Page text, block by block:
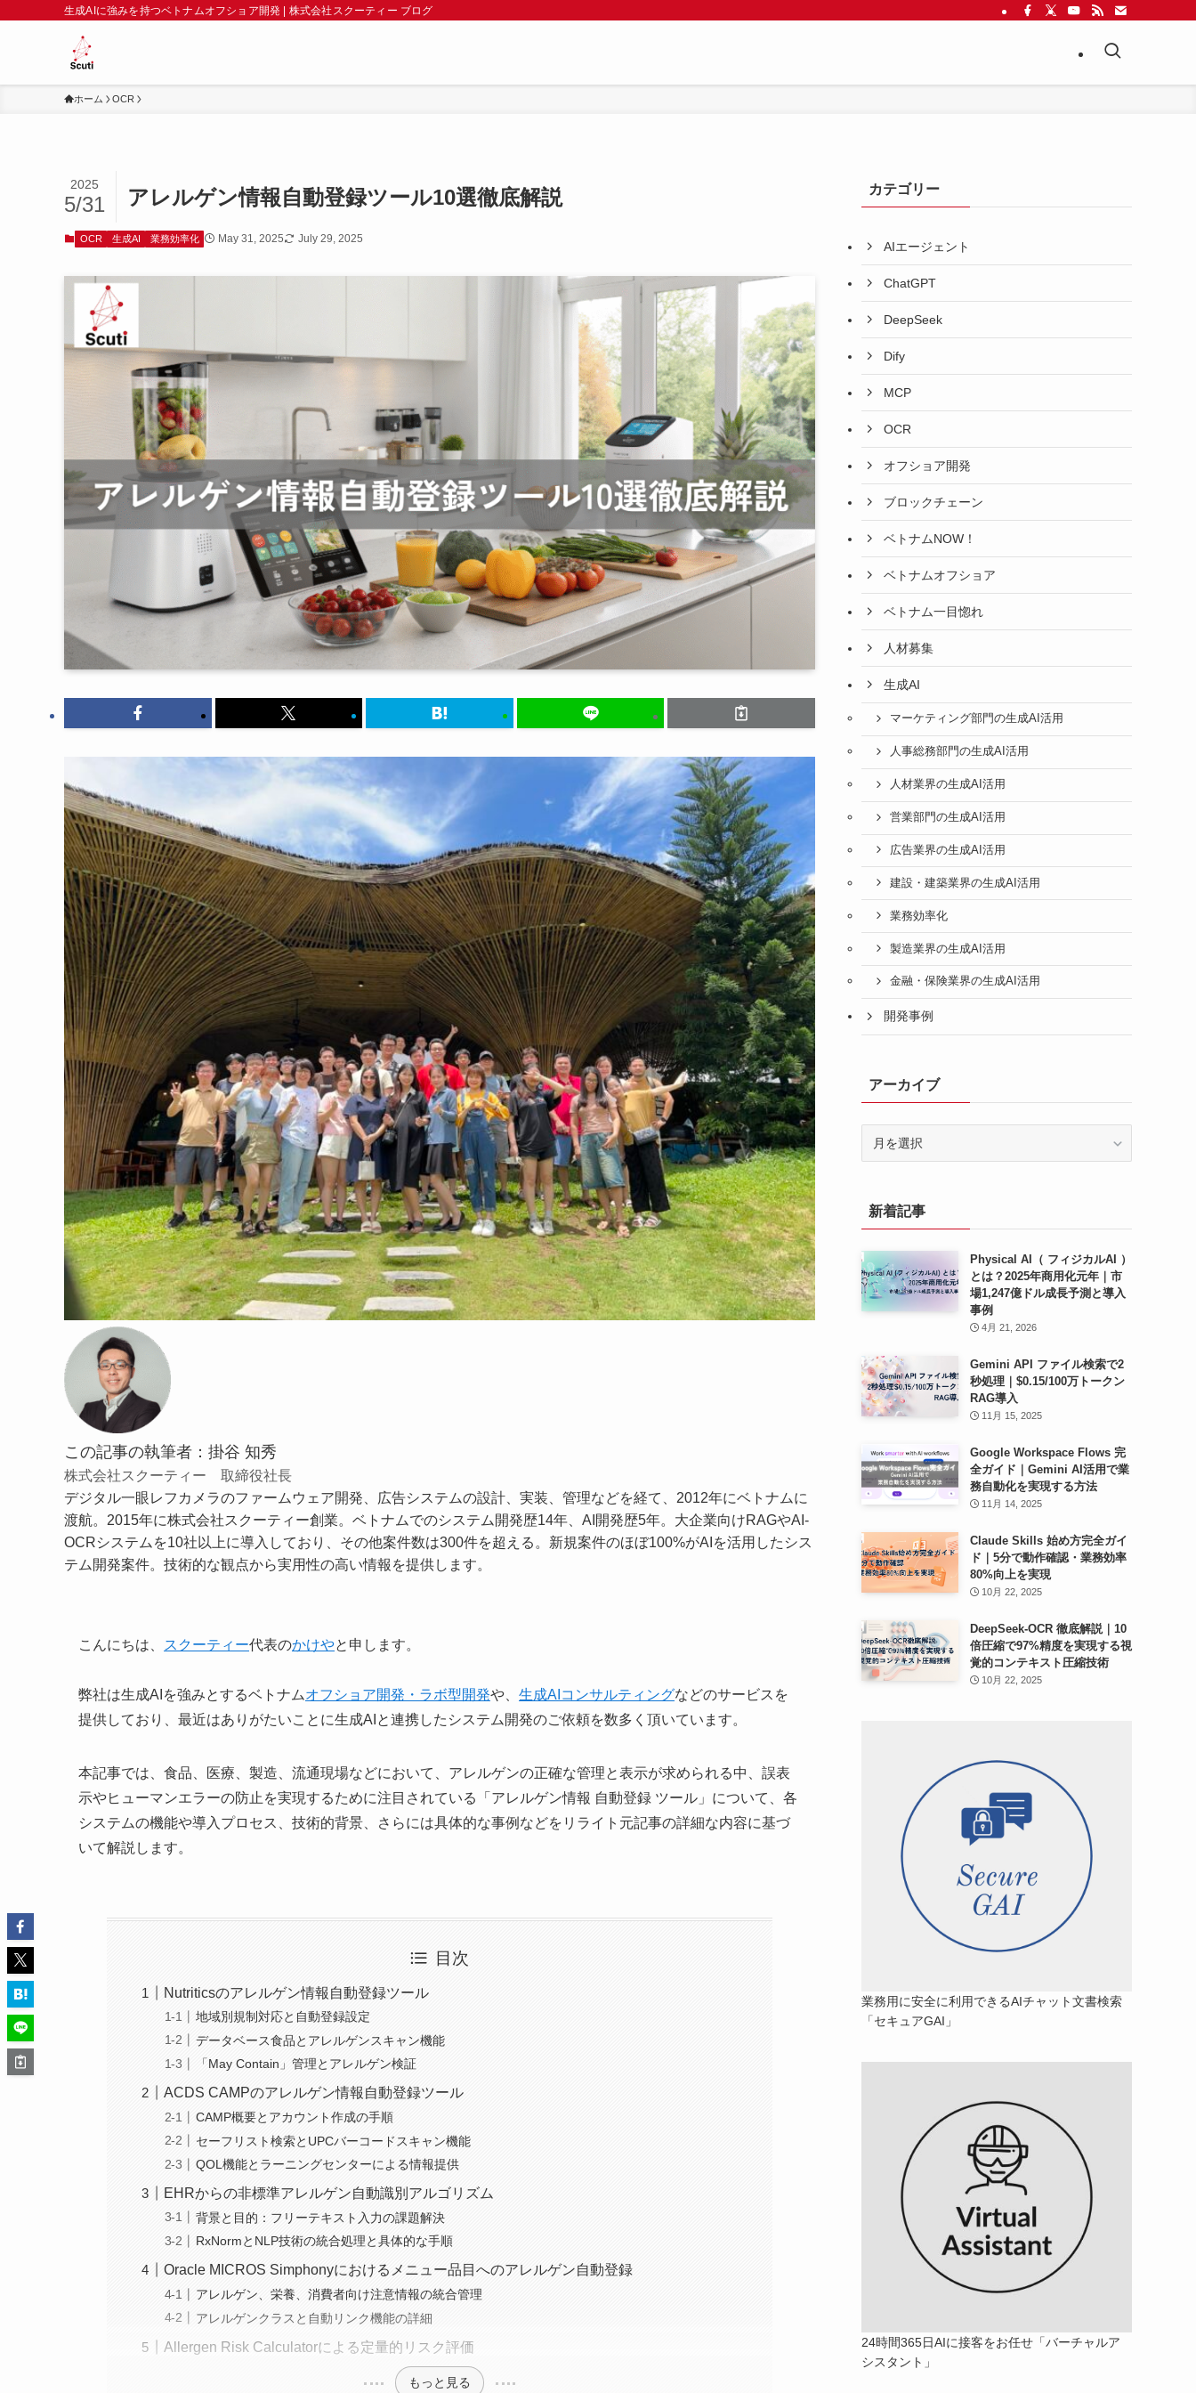
生成AIに強みを持つベトナムオフショア開発 | 株式会社スクーティー ブログ
ホーム OCR
アレルゲン情報自動登録ツール10選徹底解説
2025
5/31
OCR 生成AI 業務効率化 May 31, 2025 July 29, 2025
この記事の執筆者：掛谷 知秀
株式会社スクーティー 取締役社長
デジタル一眼レフカメラのファームウェア開発、広告システムの設計、実装、管理などを経て、2012年にベトナムに
渡航。2015年に株式会社スクーティー創業。ベトナムでのシステム開発歴14年、AI開発歴5年。大企業向けRAGやAI-
OCRシステムを10社以上に導入しており、その他案件数は300件を超える。新規案件のほぼ100%がAIを活用したシス
テム開発案件。技術的な観点から実用性の高い情報を提供します。
こんにちは、 スクーティー代表のかけやと申します。
弊社は生成AIを強みとするベトナムオフショア開発・ラボ型開発や、 生成AIコンサルティングなどのサービスを
提供しており、最近はありがたいことに生成AIと連携したシステム開発のご依頼を数多く頂いています。
本記事では、食品、医療、製造、流通現場などにおいて、アレルゲンの正確な管理と表示が求められる中、誤表
示やヒューマンエラーの防止を実現するために注目されている「アレルゲン情報 自動登録 ツール」について、各
システムの機能や導入プロセス、技術的背景、さらには具体的な事例などをリライト元記事の詳細な内容に基づ
いて解説します。
目次
Nutriticsのアレルゲン情報自動登録ツール
地域別規制対応と自動登録設定
データベース食品とアレルゲンスキャン機能
「May Contain」管理とアレルゲン検証
ACDS CAMPのアレルゲン情報自動登録ツール
CAMP概要とアカウント作成の手順
セーフリスト検索とUPCバーコードスキャン機能
QOL機能とラーニングセンターによる情報提供
EHRからの非標準アレルゲン自動識別アルゴリズム
背景と目的：フリーテキスト入力の課題解決
RxNormとNLP技術の統合処理と具体的な手順
Oracle MICROS Simphonyにおけるメニュー品目へのアレルゲン自動登録
アレルゲン、栄養、消費者向け注意情報の統合管理
アレルゲンクラスと自動リンク機能の詳細
Allergen Risk Calculatorによる定量的リスク評価
もっと見る
カテゴリー
AIエージェント
ChatGPT
DeepSeek
Dify
MCP
OCR
オフショア開発
ブロックチェーン
ベトナムNOW！
ベトナムオフショア
ベトナム一目惚れ
人材募集
生成AI
マーケティング部門の生成AI活用
人事総務部門の生成AI活用
人材業界の生成AI活用
営業部門の生成AI活用
広告業界の生成AI活用
建設・建築業界の生成AI活用
業務効率化
製造業界の生成AI活用
金融・保険業界の生成AI活用
開発事例
アーカイブ
ブ新着記事
Physical AI（ フィジカルAI ）
とは？2025年商用化元年｜市
場1,247億ドル成長予測と導入
事例
4月 21, 2026
Gemini API ファイル検索で2
秒処理｜$0.15/100万トークン
RAG導入
11月 15, 2025
Google Workspace Flows 完
全ガイド｜Gemini AI活用で業
務自動化を実現する方法
11月 14, 2025
Claude Skills 始め方完全ガイ
ド｜5分で動作確認・業務効率
80%向上を実現
10月 22, 2025
DeepSeek-OCR 徹底解説｜10
倍圧縮で97%精度を実現する視
覚的コンテキスト圧縮技術
10月 22, 2025
業務用に安全に利用できるAIチャット文書検索
「セキュアGAI」
24時間365日AIに接客をお任せ「バーチャルア
シスタント」